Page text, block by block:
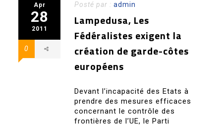
Apr
28
2011
0
Posté par :admin
Lampedusa, Les
Fédéralistes exigent la
création de garde-côtes
européens
Devant l’incapacité des Etats à
prendre des mesures efficaces
concernant le contrôle des
frontières de l’UE, le Parti